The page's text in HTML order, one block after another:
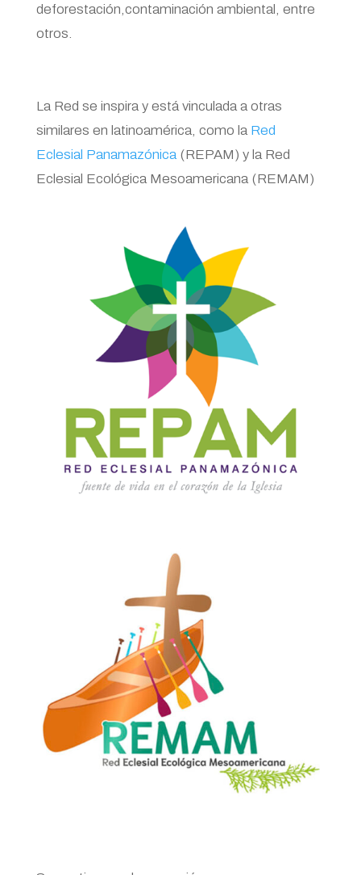
deforestación,contaminación ambiental, entre
otros.
La Red se inspira y está vinculada a otras
similares en latinoamérica, como la Red
Eclesial Panamazónica(REPAM) y la Red
Eclesial Ecológica Mesoamericana (REMAM)